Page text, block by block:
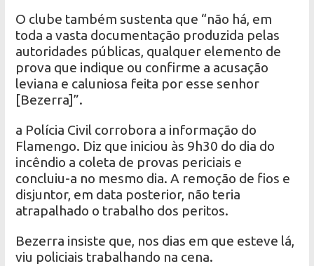
O clube também sustenta que “não há, em
toda a vasta documentação produzida pelas
autoridades públicas, qualquer elemento de
prova que indique ou confirme a acusação
leviana e caluniosa feita por esse senhor
[Bezerra]”.
a Polícia Civil corrobora a informação do
Flamengo. Diz que iniciou às 9h30 do dia do
incêndio a coleta de provas periciais e
concluiu-a no mesmo dia. A remoção de fios e
disjuntor, em data posterior, não teria
atrapalhado o trabalho dos peritos.
Bezerra insiste que, nos dias em que esteve lá,
viu policiais trabalhando na cena.